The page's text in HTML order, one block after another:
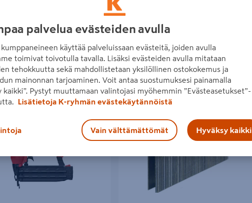
421 tuotetta
Senco FP18BL-AX 1,2mm
Hakanen Senco M-sarja 38mm ss 10000kpl
palvelua evästeiden avulla
käyttää palveluissaan evästeitä, joiden avulla
toimivat toivotulla tavalla. Lisäksi evästeiden avulla mitataan
tehokkuutta sekä mahdollistetaan yksilöllinen ostokokemus ja
mainonnan tarjoaminen. Voit antaa suostumuksesi painamalla
kaikki”. Pystyt muuttamaan valintojasi myöhemmin ”Evästeasetukset”-
Lisätietoja K-ryhmän evästekäytännöistä
Vain välttämättömät Hyväksy kaikki